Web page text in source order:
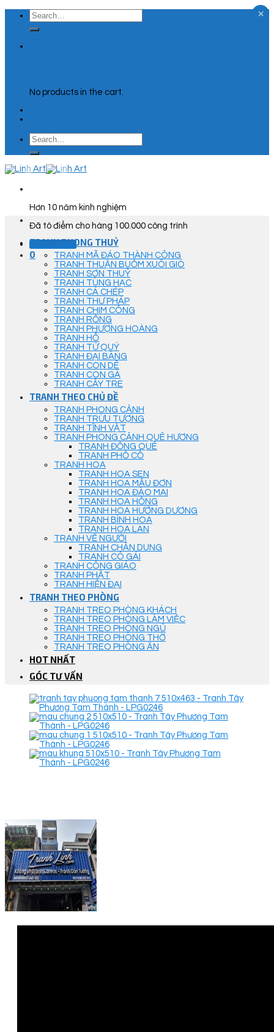
Skip
content
Search
for:
No products in the cart.
Search
for:
Hơn 10 năm kinh nghiệm
Đã tô điểm cho hàng 100.000 công trình
Góc Tư Vấn
0
TRANH PHONG THUỶ
TRANH MÃ ĐÁO THÀNH CÔNG
TRANH THUẬN BUỒM XUÔI GIÓ
TRANH SƠN THUỶ
TRANH TÙNG HẠC
TRANH CÁ CHÉP
TRANH THƯ PHÁP
TRANH CHIM CÔNG
TRANH RỒNG
TRANH PHƯỢNG HOÀNG
TRANH HỔ
TRANH TỨ QUÝ
TRANH ĐẠI BÀNG
TRANH CON DÊ
TRANH CON GÀ
TRANH CÂY TRE
TRANH THEO CHỦ ĐỀ
TRANH PHONG CẢNH
TRANH TRỪU TƯỢNG
TRANH TĨNH VẬT
TRANH PHONG CẢNH QUÊ HƯƠNG
TRANH ĐỒNG QUÊ
TRANH PHỐ CỔ
TRANH HOA
TRANH HOA SEN
TRANH HOA MẪU ĐƠN
TRANH HOA ĐÀO MAI
TRANH HOA HỒNG
TRANH HOA HƯỚNG DƯƠNG
TRANH BÌNH HOA
TRANH HOA LAN
TRANH VẼ NGƯỜI
TRANH CHÂN DUNG
TRANH CÔ GÁI
TRANH CÔNG GIÁO
TRANH PHẬT
TRANH HIỆN ĐẠI
TRANH THEO PHÒNG
TRANH TREO PHÒNG KHÁCH
TRANH TREO PHÒNG LÀM VIỆC
TRANH TREO PHÒNG NGỦ
TRANH TREO PHÒNG THỜ
TRANH TREO PHÒNG ĂN
HOT NHẤT
GÓC TƯ VẤN
×